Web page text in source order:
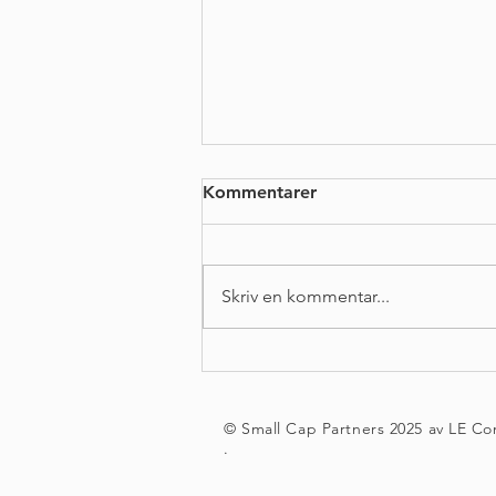
Skåne Stadsmission
Kommentarer
Skriv en kommentar...
© Small Cap Partners 2025 av LE
.